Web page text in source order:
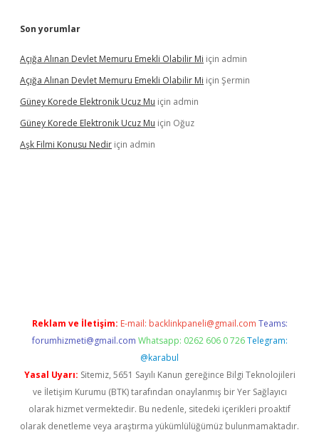
Son yorumlar
Açığa Alınan Devlet Memuru Emekli Olabilir Mi için admin
Açığa Alınan Devlet Memuru Emekli Olabilir Mi için Şermin
Güney Korede Elektronik Ucuz Mu için admin
Güney Korede Elektronik Ucuz Mu için Oğuz
Aşk Filmi Konusu Nedir için admin
Reklam ve İletişim: E-mail: backlinkpaneli@gmail.com Teams:
forumhizmeti@gmail.com Whatsapp: 0262 606 0 726 Telegram:
@karabul
Yasal Uyarı: Sitemiz, 5651 Sayılı Kanun gereğince Bilgi Teknolojileri
ve İletişim Kurumu (BTK) tarafından onaylanmış bir Yer Sağlayıcı
olarak hizmet vermektedir. Bu nedenle, sitedeki içerikleri proaktif
olarak denetleme veya araştırma yükümlülüğümüz bulunmamaktadır.